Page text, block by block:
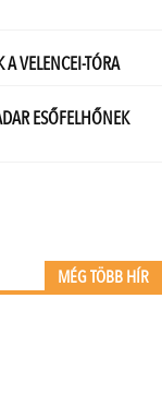
MÉG TÖBB HÍR